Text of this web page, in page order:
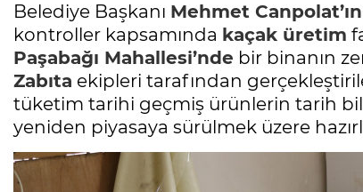
Belediye Başkanı Mehmet Canpolat’ın
kontroller kapsamında kaçak üretim
Paşabağı Mahallesi’nde bir binanın
Zabıta ekipleri tarafından
tüketim tarihi geçmiş ürünlerin tarih
yeniden piyasaya sürülmek üzere